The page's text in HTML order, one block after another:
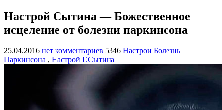
Настрой Сытина — Божественное
исцеление от болезни паркинсона
25.04.2016 нет комментариев 5346 Настрои Болезнь
Паркинсона , Настрой Г.Сытина